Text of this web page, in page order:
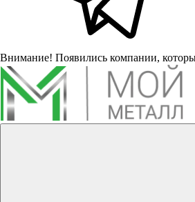
Внимание! Появились компании,